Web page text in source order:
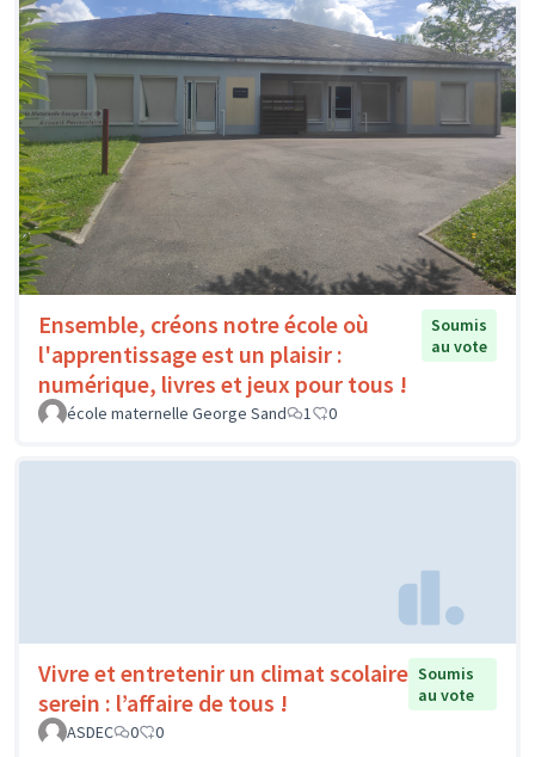
Ensemble, créons notre école où
l'apprentissage est un plaisir :
numérique, livres et jeux pour tous !
Soumis
au vote
école maternelle George Sand 1 0
Vivre et entretenir un climat scolaire
serein : l’affaire de tous !
Soumis
au vote
ASDEC
0 0